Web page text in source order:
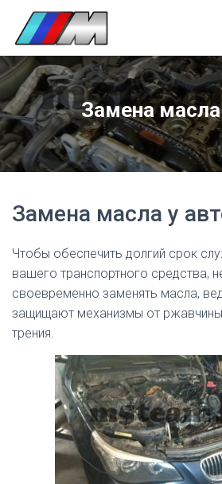
Замена
Замена масла у
Чтобы обеспечить долгий срок
вашего транспортного средства,
своевременно заменять масла,
защищают механизмы от
трения.